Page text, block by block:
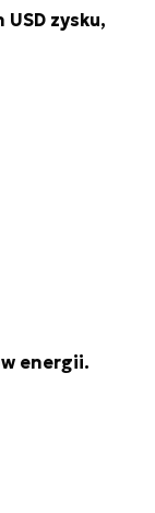
zysku,
energii.